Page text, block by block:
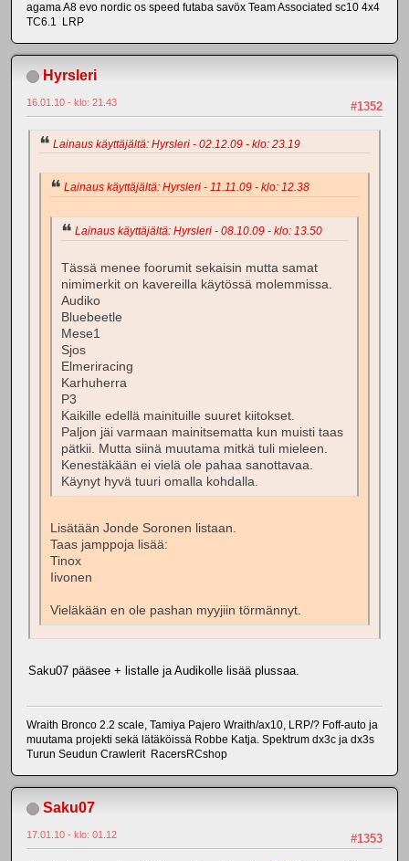
agama A8 evo nordic os speed futaba savöx Team Associated sc10 4x4
TC6.1 LRP
Hyrsleri
#1352
16.01.10 - klo: 21.43
Lainaus käyttäjältä: Hyrsleri - 02.12.09 - klo: 23.19
Lainaus käyttäjältä: Hyrsleri - 11.11.09 - klo: 12.38
Lainaus käyttäjältä: Hyrsleri - 08.10.09 - klo: 13.50
Tässä menee foorumit sekaisin mutta samat
nimimerkit on kavereilla käytössä molemmissa.
Audiko
Bluebeetle
Mese1
Sjos
Elmeriracing
Karhuherra
P3
Kaikille edellä mainituille suuret kiitokset.
Paljon jäi varmaan mainitsematta kun muisti taas
pätkii. Mutta siinä muutama mitkä tuli mieleen.
Kenestäkään ei vielä ole pahaa sanottavaa.
Käynyt hyvä tuuri omalla kohdalla.
Lisätään Jonde Soronen listaan.
Taas jamppoja lisää:
Tinox
Iivonen
Vieläkään en ole pashan myyjiin törmännyt.
Saku07 pääsee + listalle ja Audikolle lisää plussaa.
Wraith Bronco 2.2 scale, Tamiya Pajero Wraith/ax10, LRP/? Foff-auto ja
muutama projekti sekä lätäköissä Robbe Katja. Spektrum dx3c ja dx3s
Turun Seudun Crawlerit RacersRCshop
Saku07
#1353
17.01.10 - klo: 01.12